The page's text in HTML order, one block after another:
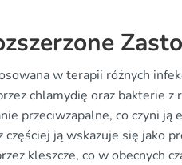
w terapii różnych
chlamydię oraz bakterie
przeciwzapalne, co czyni
częściej ją wskazuje się jako
kleszcze, co w obecnych